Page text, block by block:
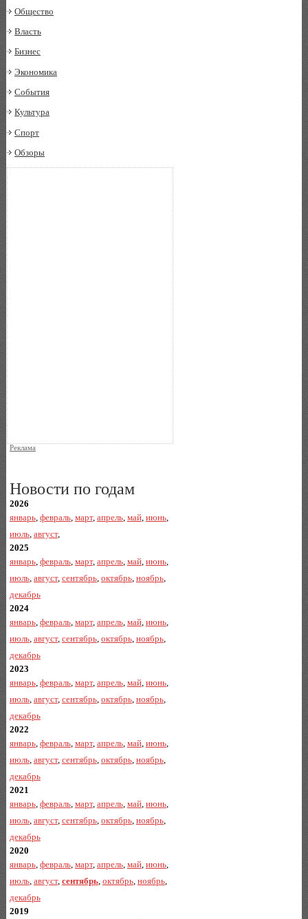
Общество
Власть
Бизнес
Экономика
События
Культура
Спорт
Обзоры
Реклама
Новости по годам
2026
январь, февраль, март, апрель, май, июнь,
июль, август,
2025
январь, февраль, март, апрель, май, июнь,
июль, август, сентябрь, октябрь, ноябрь,
декабрь
2024
январь, февраль, март, апрель, май, июнь,
июль, август, сентябрь, октябрь, ноябрь,
декабрь
2023
январь, февраль, март, апрель, май, июнь,
июль, август, сентябрь, октябрь, ноябрь,
декабрь
2022
январь, февраль, март, апрель, май, июнь,
июль, август, сентябрь, октябрь, ноябрь,
декабрь
2021
январь, февраль, март, апрель, май, июнь,
июль, август, сентябрь, октябрь, ноябрь,
декабрь
2020
январь, февраль, март, апрель, май, июнь,
июль, август, сентябрь, октябрь, ноябрь,
декабрь
2019